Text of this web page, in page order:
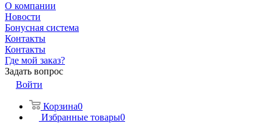
О компании
Новости
Бонусная система
Контакты
Контакты
Где мой заказ?
Задать вопрос
Войти
Корзина0
Избранные товары0